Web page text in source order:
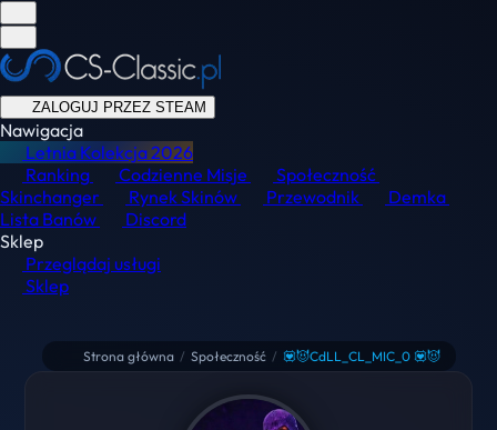
ZALOGUJ PRZEZ STEAM
Nawigacja
Letnia Kolekcja2026
Ranking
Codzienne Misje
Społeczność
Skinchanger
Rynek Skinów Przewodnik
Demka
Lista Banów
Discord
Sklep
Przeglądaj usługi
Sklep
Strona główna / Społeczność / 💟😈CdLL_CL_MIC_0 💟😈